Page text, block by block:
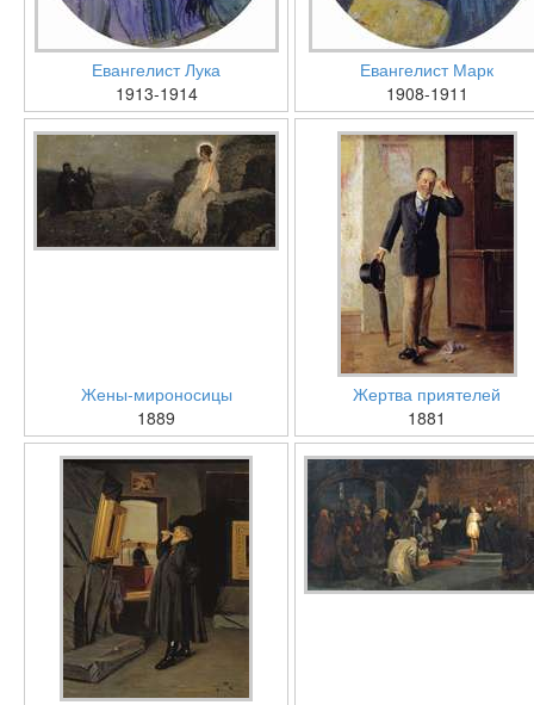
Евангелист Лука
1913-1914
Евангелист Марк
1908-1911
Жены-мироносицы
1889
Жертва приятелей
1881